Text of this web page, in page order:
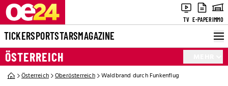
TV E-PAPERIMMO
TICKERSPORTSTARSMAGAZINE
ÖSTERREICH
Österreich Oberösterreich Waldbrand durch Funkenflug